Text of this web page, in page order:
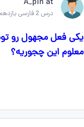
درس 2 فارسی یازدهم
یکی فعل مجهول رو
معلوم این چجوریه؟